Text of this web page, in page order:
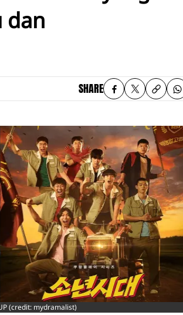
dan
SHARE
(credit: mydramalist)